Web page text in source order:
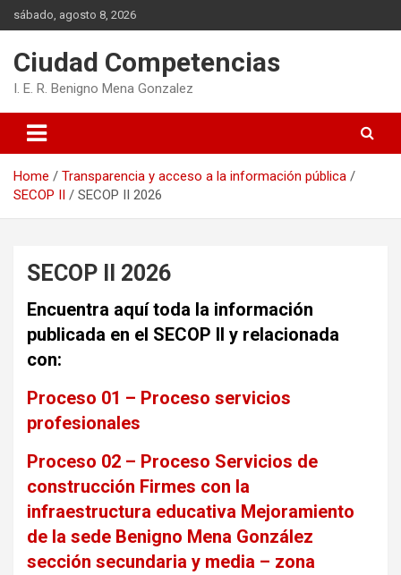
Skip
to
sábado, agosto 8, 2026
Ciudad Competencias
I. E. R. Benigno Mena Gonzalez
Home
Transparencia y acceso a la información pública
SECOP II
SECOP II 2026
SECOP II 2026
Encuentra aquí toda la información
publicada en el SECOP II y relacionada
con:
Proceso 01 – Proceso servicios
profesionales
Proceso 02 – Proceso Servicios de
construcción Firmes con la
infraestructura educativa Mejoramiento
de la sede Benigno Mena González
sección secundaria y media – zona